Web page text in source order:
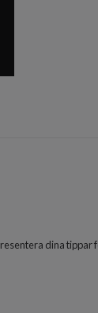
dina tippar